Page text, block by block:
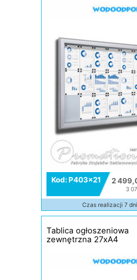
Kod: P403x21 2
3
Czas realizacji 7 dni
Tablica ogłoszeniowa
zewnętrzna 27xA4